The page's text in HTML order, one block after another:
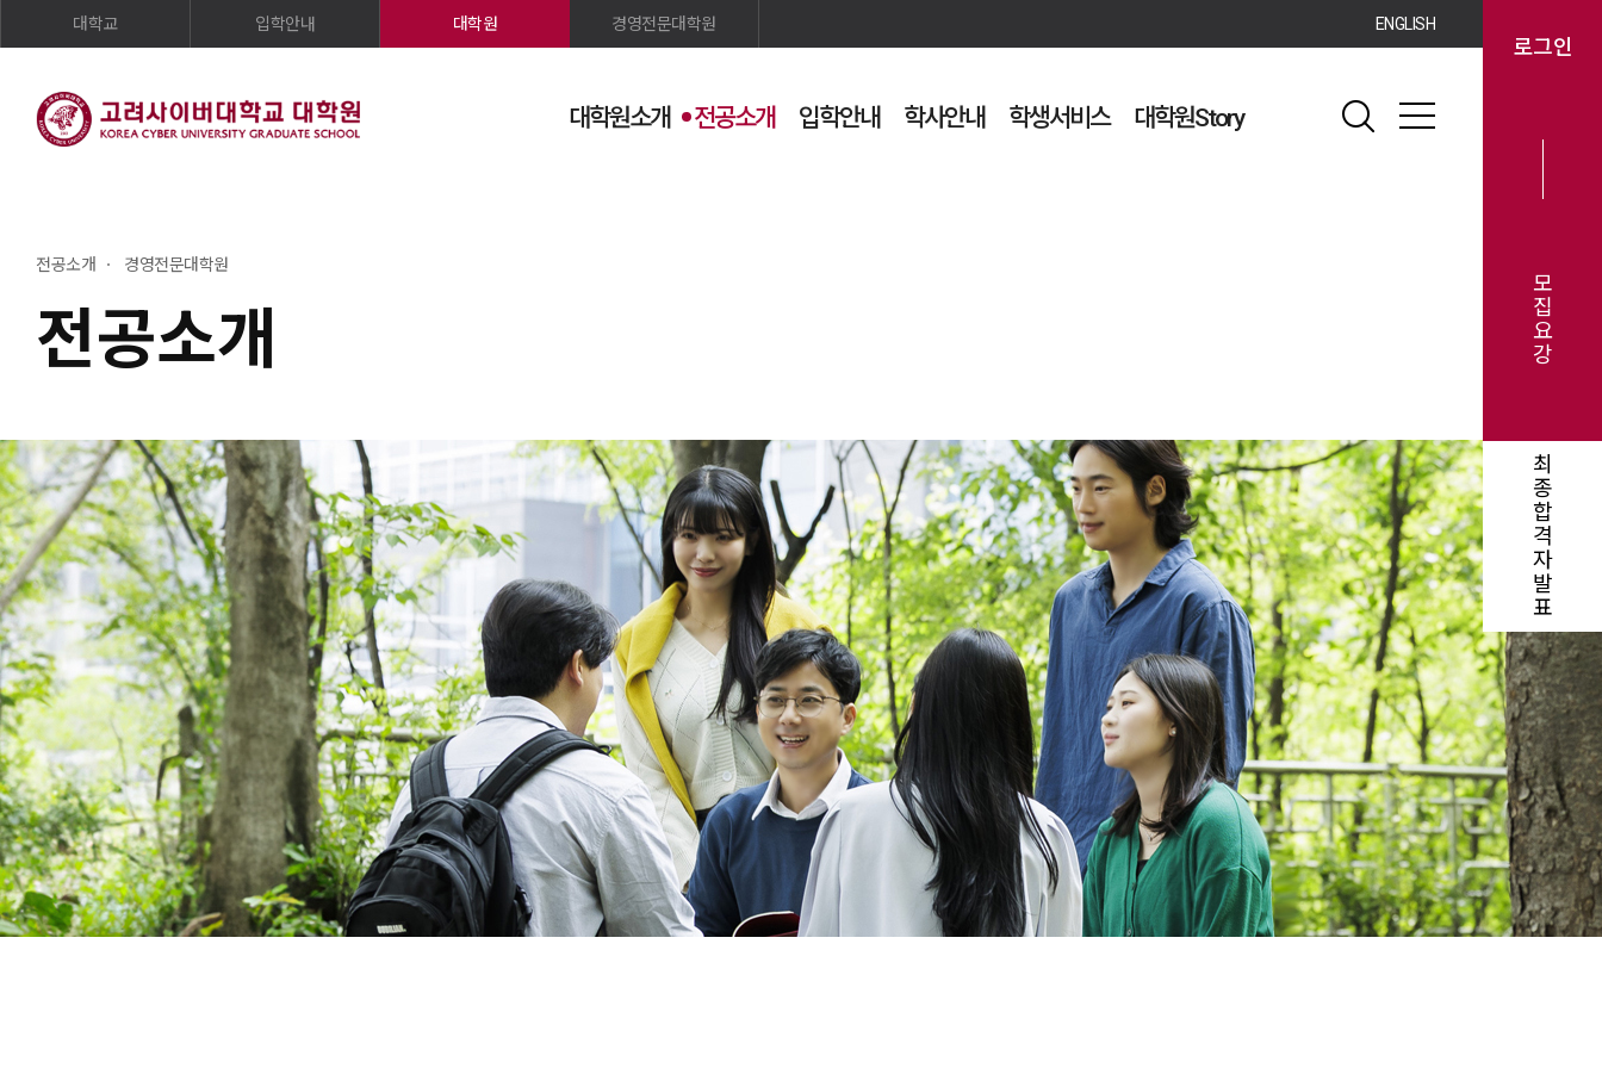
대학원소개 전공소개 입학안내 학사안내 학생서비스 대학원Story
검색 사이트맵
대학교 입학안내 대학원 경영전문대학원 ENGLISH
로그인
모
집
요
강
최
종
합
격
자
발
표
전공소개
전공소개 경영전문대학원